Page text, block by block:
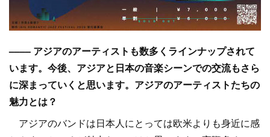
–––– アジアのアーティストも数多くラインナップされて
います。今後、アジアと日本の音楽シーンでの交流もさら
に深まっていくと思います。アジアのアーティストたちの
魅力とは？
アジアのバンドは日本人にとっては欧米よりも身近に感